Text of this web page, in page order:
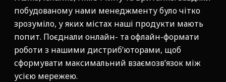
побудованому нами менеджменту було чітко
зрозуміло, у яких містах наші продукти мають
попит. Поєднали онлайн- та офлайн-формати
роботи з нашими дистриб’юторами, щоб
сформувати максимальний взаємозв’язок між
усією мережею.